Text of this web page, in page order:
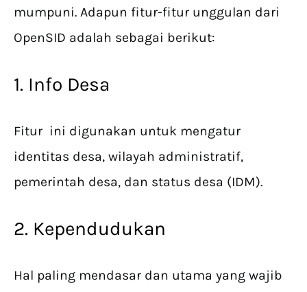
mumpuni. Adapun fitur-fitur unggulan dari
OpenSID adalah sebagai berikut:
1. Info Desa
Fitur ini digunakan untuk mengatur
identitas desa, wilayah administratif,
pemerintah desa, dan status desa (IDM).
2. Kependudukan
Hal paling mendasar dan utama yang wajib